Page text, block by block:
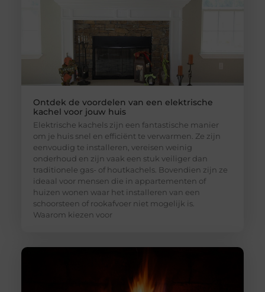
Ontdek de voordelen van een elektrische
kachel voor jouw huis
Elektrische kachels zijn een fantastische manier
om je huis snel en efficiënt te verwarmen. Ze zijn
eenvoudig te installeren, vereisen weinig
onderhoud en zijn vaak een stuk veiliger dan
traditionele gas- of houtkachels. Bovendien zijn ze
ideaal voor mensen die in appartementen of
huizen wonen waar het installeren van een
schoorsteen of rookafvoer niet mogelijk is.
Waarom kiezen voor